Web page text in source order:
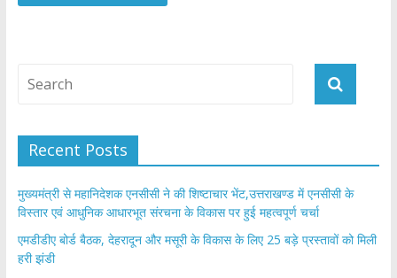
Recent Posts
मुख्यमंत्री से महानिदेशक एनसीसी ने की शिष्टाचार भेंट,उत्तराखण्ड में एनसीसी के
विस्तार एवं आधुनिक आधारभूत संरचना के विकास पर हुई महत्वपूर्ण चर्चा
एमडीडीए बोर्ड बैठक, देहरादून और मसूरी के विकास के लिए 25 बड़े प्रस्तावों को मिली
हरी झंडी